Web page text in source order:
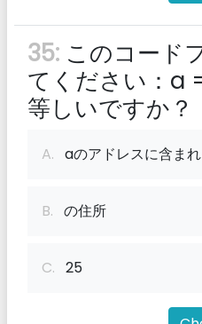
35: このコード
てください：a
等しいですか？
A. aのアドレスに含ま
B. の住所
C. 25